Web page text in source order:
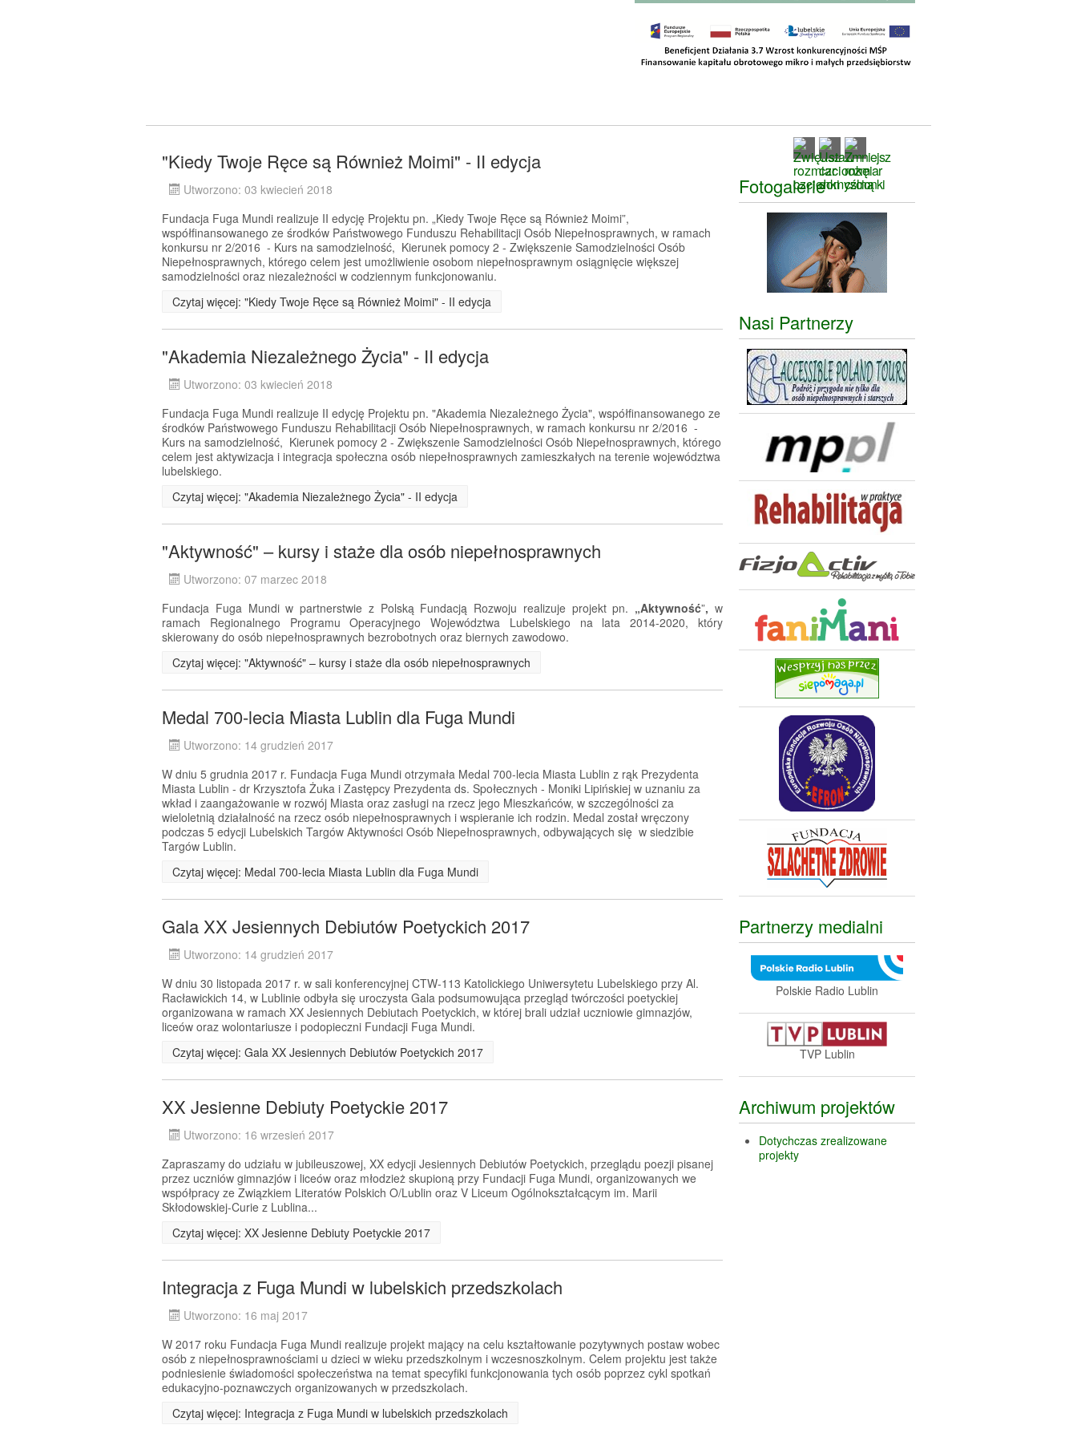
"Kiedy Twoje Ręce są Również Moimi" - II edycja
Utworzono: 03 kwiecień 2018
Fundacja Fuga Mundi realizuje II edycję Projektu pn. „Kiedy Twoje Ręce są Również Moimi”,
współfinansowanego ze środków Państwowego Funduszu Rehabilitacji Osób Niepełnosprawnych, w ramach
konkursu nr 2/2016 - Kurs na samodzielność, Kierunek pomocy 2 - Zwiększenie Samodzielności Osób
Niepełnosprawnych, którego celem jest umożliwienie osobom niepełnosprawnym osiągnięcie większej
samodzielności oraz niezależności w codziennym funkcjonowaniu.
Czytaj więcej: "Kiedy Twoje Ręce są Również Moimi" - II edycja
"Akademia Niezależnego Życia" - II edycja
Utworzono: 03 kwiecień 2018
Fundacja Fuga Mundi realizuje II edycję Projektu pn. "Akademia Niezależnego Życia", współfinansowanego ze
środków Państwowego Funduszu Rehabilitacji Osób Niepełnosprawnych, w ramach konkursu nr 2/2016 -
Kurs na samodzielność, Kierunek pomocy 2 - Zwiększenie Samodzielności Osób Niepełnosprawnych, którego
celem jest aktywizacja i integracja społeczna osób niepełnosprawnych zamieszkałych na terenie województwa
lubelskiego.
Czytaj więcej: "Akademia Niezależnego Życia" - II edycja
"Aktywność" – kursy i staże dla osób niepełnosprawnych
Utworzono: 07 marzec 2018
Fundacja Fuga Mundi w partnerstwie z Polską Fundacją Rozwoju realizuje projekt pn. „Aktywność”, w
ramach Regionalnego Programu Operacyjnego Województwa Lubelskiego na lata 2014-2020, który
skierowany do osób niepełnosprawnych bezrobotnych oraz biernych zawodowo.
Czytaj więcej: "Aktywność" – kursy i staże dla osób niepełnosprawnych
Medal 700-lecia Miasta Lublin dla Fuga Mundi
Utworzono: 14 grudzień 2017
W dniu 5 grudnia 2017 r. Fundacja Fuga Mundi otrzymała Medal 700-lecia Miasta Lublin z rąk Prezydenta
Miasta Lublin - dr Krzysztofa Żuka i Zastępcy Prezydenta ds. Społecznych - Moniki Lipińskiej w uznaniu za
wkład i zaangażowanie w rozwój Miasta oraz zasługi na rzecz jego Mieszkańców, w szczególności za
wieloletnią działalność na rzecz osób niepełnosprawnych i wspieranie ich rodzin. Medal został wręczony
podczas 5 edycji Lubelskich Targów Aktywności Osób Niepełnosprawnych, odbywających się w siedzibie
Targów Lublin.
Czytaj więcej: Medal 700-lecia Miasta Lublin dla Fuga Mundi
Gala XX Jesiennych Debiutów Poetyckich 2017
Utworzono: 14 grudzień 2017
W dniu 30 listopada 2017 r. w sali konferencyjnej CTW-113 Katolickiego Uniwersytetu Lubelskiego przy Al.
Racławickich 14, w Lublinie odbyła się uroczysta Gala podsumowująca przegląd twórczości poetyckiej
organizowana w ramach XX Jesiennych Debiutach Poetyckich, w której brali udział uczniowie gimnazjów,
liceów oraz wolontariusze i podopieczni Fundacji Fuga Mundi.
Czytaj więcej: Gala XX Jesiennych Debiutów Poetyckich 2017
XX Jesienne Debiuty Poetyckie 2017
Utworzono: 16 wrzesień 2017
Zapraszamy do udziału w jubileuszowej, XX edycji Jesiennych Debiutów Poetyckich, przeglądu poezji pisanej
przez uczniów gimnazjów i liceów oraz młodzież skupioną przy Fundacji Fuga Mundi, organizowanych we
współpracy ze Związkiem Literatów Polskich O/Lublin oraz V Liceum Ogólnokształcącym im. Marii
Skłodowskiej-Curie z Lublina...
Czytaj więcej: XX Jesienne Debiuty Poetyckie 2017
Integracja z Fuga Mundi w lubelskich przedszkolach
Utworzono: 16 maj 2017
W 2017 roku Fundacja Fuga Mundi realizuje projekt mający na celu kształtowanie pozytywnych postaw wobec
osób z niepełnosprawnościami u dzieci w wieku przedszkolnym i wczesnoszkolnym. Celem projektu jest także
podniesienie świadomości społeczeństwa na temat specyfiki funkcjonowania tych osób poprzez cykl spotkań
edukacyjno-poznawczych organizowanych w przedszkolach.
Czytaj więcej: Integracja z Fuga Mundi w lubelskich przedszkolach
Fotogalerie
Nasi Partnerzy
Partnerzy medialni
Polskie Radio Lublin
TVP Lublin
Archiwum projektów
Dotychczas zrealizowane
projekty